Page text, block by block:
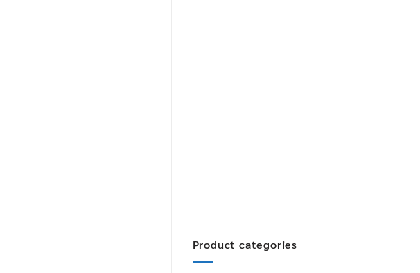
Product categories